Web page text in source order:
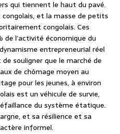
qui tiennent le haut du pavé.
et la masse de petits
congolais. Ces
l’activité économique du
entrepreneurial réel
souligner que le marché de
de chômage moyen au
pour les jeunes, à environ
est un véhicule de survie,
du système étatique.
et sa résilience et sa
informel.